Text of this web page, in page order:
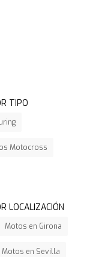
TIPO
Motocross
LOCALIZACIÓN
Motos en Girona
Motos en Sevilla